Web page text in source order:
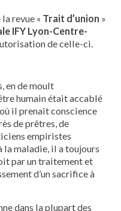
revue « Trait d’union »
IFY Lyon-Centre-
de celle-ci.
en de moult
humain était accablé
il prenait conscience
de prêtres, de
empiristes
la maladie, il a toujours
par un traitement et
d’un sacrifice à
dans la plupart des